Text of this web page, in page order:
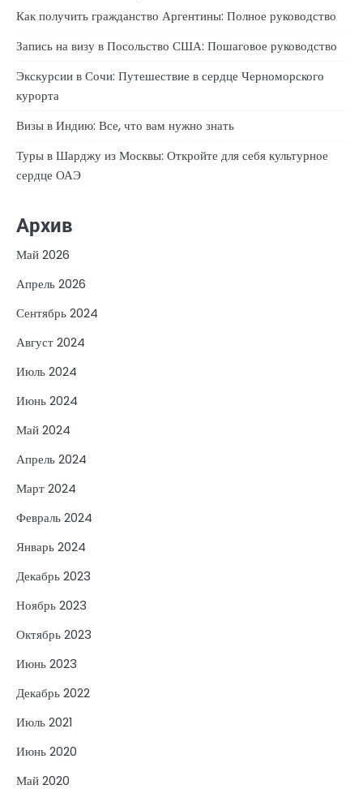
Как получить гражданство Аргентины: Полное руководство
Запись на визу в Посольство США: Пошаговое руководство
Экскурсии в Сочи: Путешествие в сердце Черноморского
курорта
Визы в Индию: Все, что вам нужно знать
Туры в Шарджу из Москвы: Откройте для себя культурное
сердце ОАЭ
Архив
Май 2026
Апрель 2026
Сентябрь 2024
Август 2024
Июль 2024
Июнь 2024
Май 2024
Апрель 2024
Март 2024
Февраль 2024
Январь 2024
Декабрь 2023
Ноябрь 2023
Октябрь 2023
Июнь 2023
Декабрь 2022
Июль 2021
Июнь 2020
Май 2020